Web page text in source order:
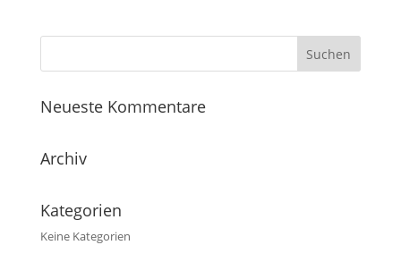
Neueste Kommentare
Archiv
Kategorien
Keine Kategorien